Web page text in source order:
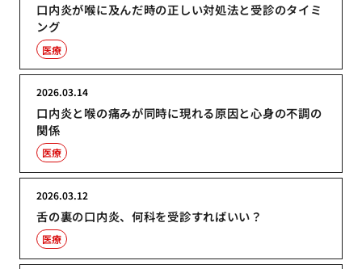
口内炎が喉に及んだ時の正しい対処法と受診のタイミ
ング
医療
口内炎と喉の痛みが同時に現れる原因と心身の不調の
関係
2026.03.14
医療
舌の裏の口内炎、何科を受診すればいい？
2026.03.12
医療